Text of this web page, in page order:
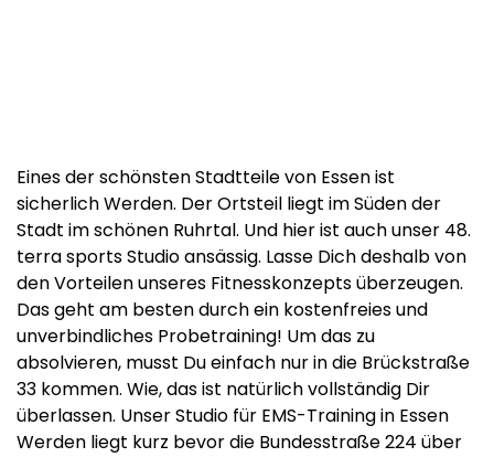
Eines der schönsten Stadtteile von Essen ist
sicherlich Werden. Der Ortsteil liegt im Süden der
Stadt im schönen Ruhrtal. Und hier ist auch unser 48.
terra sports Studio ansässig. Lasse Dich deshalb von
den Vorteilen unseres Fitnesskonzepts überzeugen.
Das geht am besten durch ein kostenfreies und
unverbindliches Probetraining! Um das zu
absolvieren, musst Du einfach nur in die Brückstraße
33 kommen. Wie, das ist natürlich vollständig Dir
überlassen. Unser Studio für EMS-Training in Essen
Werden liegt kurz bevor die Bundesstraße 224 über